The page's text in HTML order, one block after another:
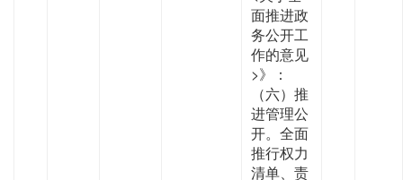
面推进政
务公开工
作的意见
>》：
（六）推
进管理公
开。全面
推行权力
清单、责